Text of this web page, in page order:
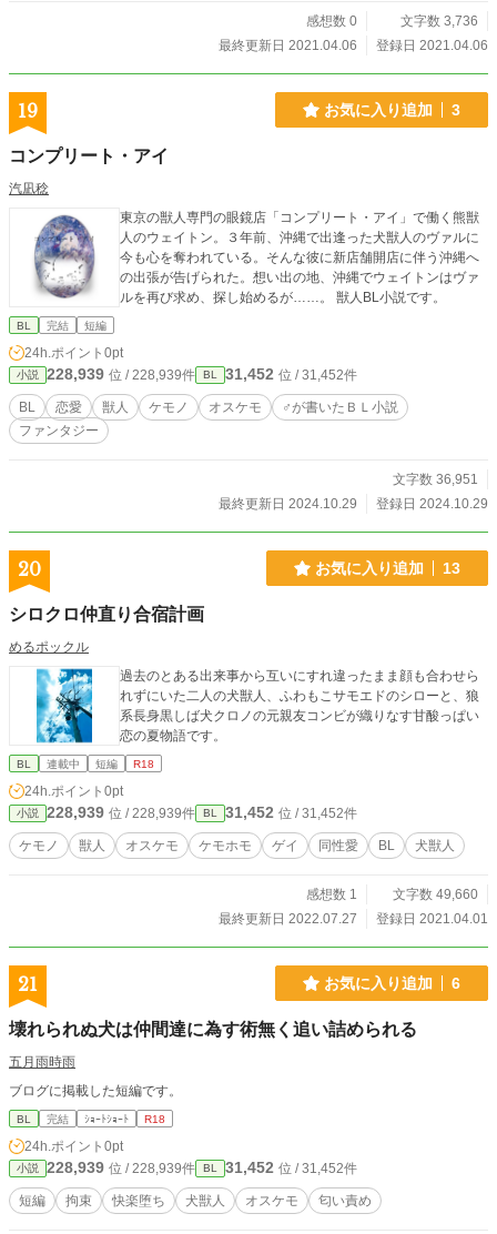
感想数 0
文字数 3,736
最終更新日 2021.04.06
登録日 2021.04.06
19 お気に入り追加 3
コンプリート・アイ
汽凪稔
東京の獣人専門の眼鏡店「コンプリート・アイ」で働く熊獣
人のウェイトン。３年前、沖縄で出逢った犬獣人のヴァルに
今も心を奪われている。そんな彼に新店舗開店に伴う沖縄へ
の出張が告げられた。想い出の地、沖縄でウェイトンはヴァ
ルを再び求め、探し始めるが……。 獣人BL小説です。
BL 完結 短編
24h.ポイント 0pt
小説 228,939 位 / 228,939件 BL 31,452 位 / 31,452件
BL 恋愛 獣人 ケモノ オスケモ
♂が書いたＢＬ小説
ファンタジー
文字数 36,951
最終更新日 2024.10.29
登録日 2024.10.29
20 お気に入り追加 13
シロクロ仲直り合宿計画
めるポックル
過去のとある出来事から互いにすれ違ったまま顔も合わせら
れずにいた二人の犬獣人、ふわもこサモエドのシローと、狼
系長身黒しば犬クロノの元親友コンビが織りなす甘酸っぱい
恋の夏物語です。
BL 連載中 短編 R18
24h.ポイント 0pt
小説 228,939 位 / 228,939件 BL 31,452 位 / 31,452件
ケモノ 獣人 オスケモ ケモホモ ゲイ 同性愛 BL 犬獣人
感想数 1
文字数 49,660
最終更新日 2022.07.27
登録日 2021.04.01
21 お気に入り追加 6
壊れられぬ犬は仲間達に為す術無く追い詰められる
五月雨時雨
ブログに掲載した短編です。
BL 完結 ｼｮｰﾄｼｮｰﾄ R18
24h.ポイント 0pt
小説 228,939 位 / 228,939件 BL 31,452 位 / 31,452件
短編 拘束 快楽堕ち 犬獣人 オスケモ 匂い責め